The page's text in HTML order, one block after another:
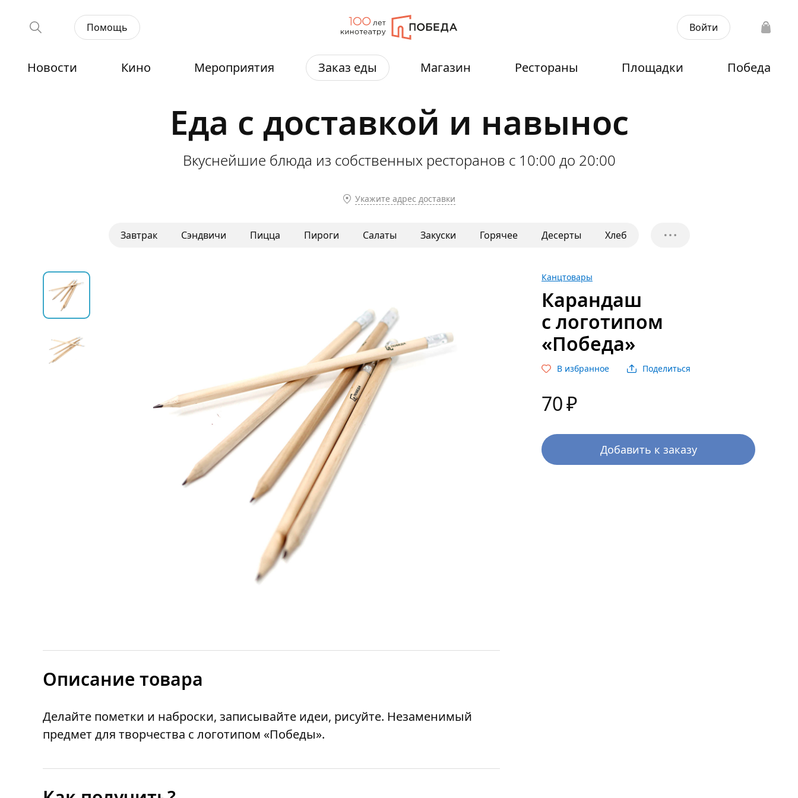
Помощь Войти
Новости Кино Мероприятия Заказ еды Магазин Рестораны Площадки Победа
Еда с доставкой и навынос
Вкуснейшие блюда из собственных ресторанов с 10:00 до 20:00
Укажите адрес доставки
Завтрак Сэндвичи Пицца Пироги Салаты Закуски Горячее Десерты Хлеб
Описание товара
Делайте пометки и наброски, записывайте идеи, рисуйте. Незаменимый
предмет для творчества с логотипом «Победы».
Канцтовары
Карандаш
с логотипом
«Победа»
В избранное Поделиться
70₽
Добавить к заказу